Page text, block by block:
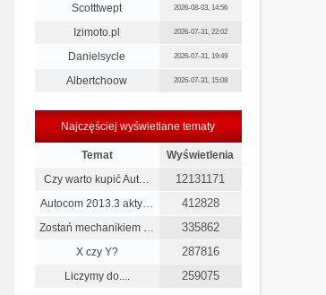
Scotttwept 2026-08-03, 14:56
Izimoto.pl 2026-07-31, 22:02
Danielsycle 2026-07-31, 19:49
Albertchoow 2026-07-31, 15:08
Najczęściej wyświetlane tematy
Temat
Wyświetlenia
Czy warto kupić Aut…
12131171
Autocom 2013.3 akty… 412828
Zostań mechanikiem … 335862
X czy Y? 287816
Liczymy do.... 259075